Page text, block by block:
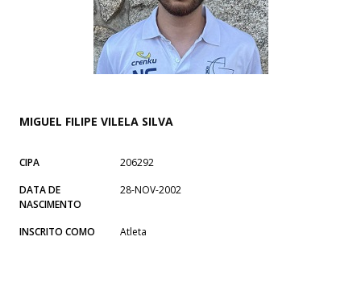
MIGUEL FILIPE VILELA SILVA
CIPA
206292
DATA DE
NASCIMENTO
28-NOV-2002
INSCRITO COMO Atleta